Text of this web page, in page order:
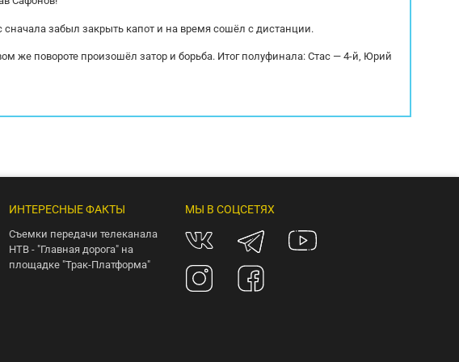
забыл закрыть капот и на время сошёл с дистанции.
же повороте произошёл затор и борьба. Итог полуфинала: Стас — 4-й, Юрий
ИНТЕРЕСНЫЕ ФАКТЫ
Съемки передачи телеканала
НТВ - "Главная дорога" на
площадке "Трак-Платформа"
МЫ В СОЦСЕТЯХ